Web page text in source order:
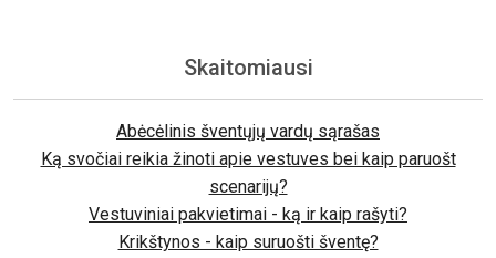
Skaitomiausi
Abėcėlinis šventųjų vardų sąrašas
Ką svočiai reikia žinoti apie vestuves bei kaip paruošt
scenarijų?
Vestuviniai pakvietimai - ką ir kaip rašyti?
Krikštynos - kaip suruošti šventę?